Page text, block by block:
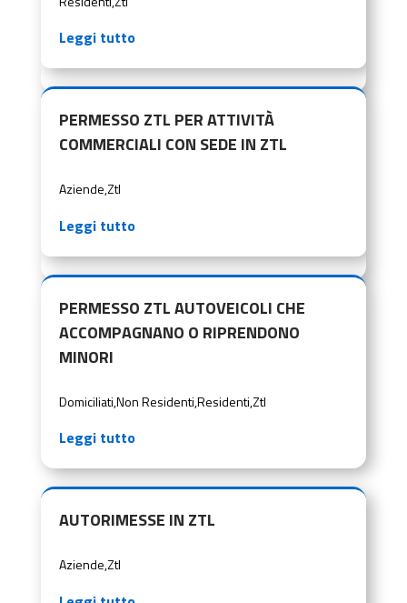
Leggi tutto
PERMESSO ZTL PER ATTIVITÀ
COMMERCIALI CON SEDE IN ZTL
Aziende,Ztl
Leggi tutto
PERMESSO ZTL AUTOVEICOLI CHE
ACCOMPAGNANO O RIPRENDONO
MINORI
Domiciliati,Non Residenti,Residenti,Ztl
Leggi tutto
AUTORIMESSE IN ZTL
Aziende,Ztl